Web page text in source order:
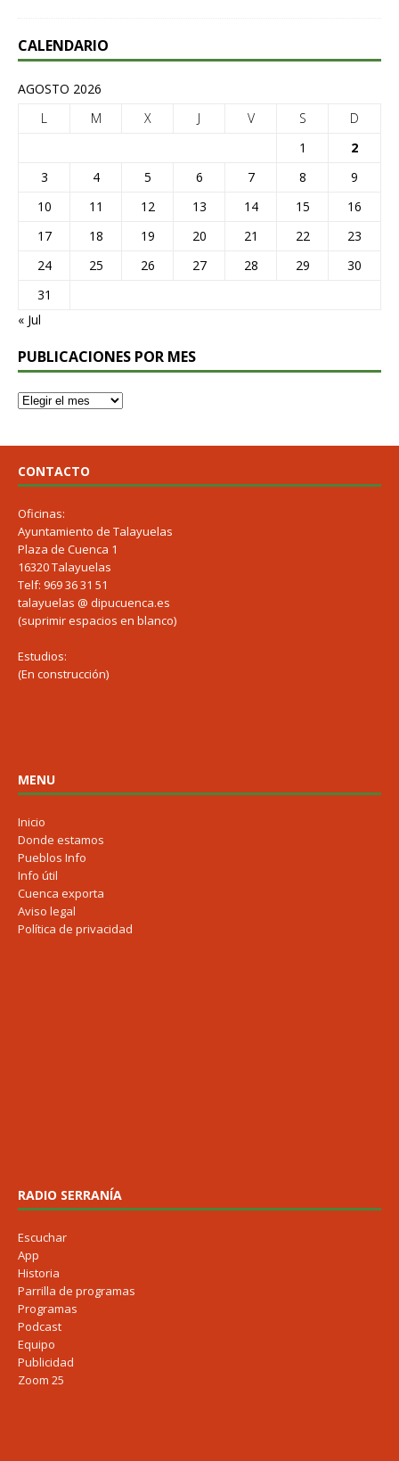
CALENDARIO
AGOSTO 2026
L
M X J V S
D
1
2
3
4 5 6 7 8
9
10
11 12 13 14 15
16
17
18 19 20 21 22
23
24
25 26 27 28 29
30
31
« Jul
PUBLICACIONES POR MES
CONTACTO
Oficinas:
Ayuntamiento de Talayuelas
Plaza de Cuenca 1
16320 Talayuelas
Telf: 969 36 31 51
talayuelas @ dipucuenca.es
(suprimir espacios en blanco)
Estudios:
(En construcción)
MENU
Inicio
Donde estamos
Pueblos Info
Info útil
Cuenca exporta
Aviso legal
Política de privacidad
RADIO SERRANÍA
Escuchar
App
Historia
Parrilla de programas
Programas
Podcast
Equipo
Publicidad
Zoom 25